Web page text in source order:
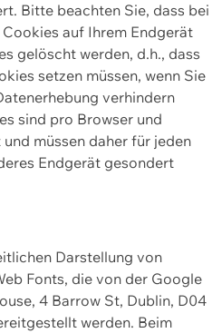
Bitte beachten Sie, dass bei
auf Ihrem Endgerät
gelöscht werden, d.h., dass
setzen müssen, wenn Sie
verhindern
sind pro Browser und
müssen daher für jeden
Endgerät gesondert
Darstellung von
Fonts, die von der Google
4 Barrow St, Dublin, D04
werden. Beim